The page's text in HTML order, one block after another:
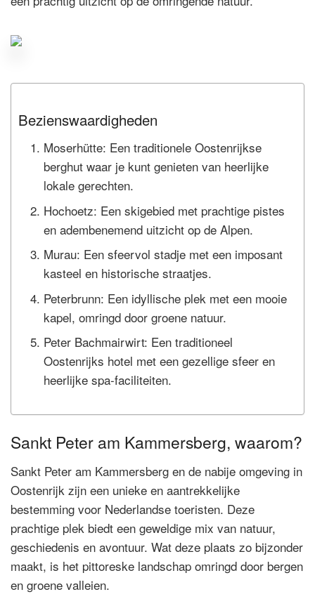
Bezienswaardigheden
Moserhütte: Een traditionele Oostenrijkse
berghut waar je kunt genieten van heerlijke
lokale gerechten.
Hochoetz: Een skigebied met prachtige pistes
en adembenemend uitzicht op de Alpen.
Murau: Een sfeervol stadje met een imposant
kasteel en historische straatjes.
Peterbrunn: Een idyllische plek met een mooie
kapel, omringd door groene natuur.
Peter Bachmairwirt: Een traditioneel
Oostenrijks hotel met een gezellige sfeer en
heerlijke spa-faciliteiten.
Sankt Peter am Kammersberg, waarom?
Sankt Peter am Kammersberg en de nabije omgeving in
Oostenrijk zijn een unieke en aantrekkelijke
bestemming voor Nederlandse toeristen. Deze
prachtige plek biedt een geweldige mix van natuur,
geschiedenis en avontuur. Wat deze plaats zo bijzonder
maakt, is het pittoreske landschap omringd door bergen
en groene valleien.